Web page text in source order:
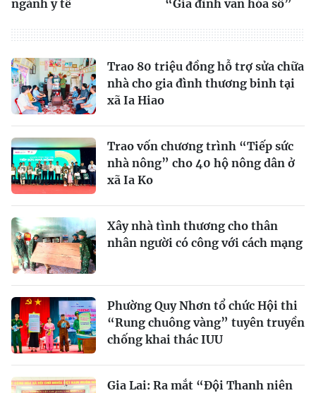
ngành y tế “Gia đình văn hóa số”
Trao 80 triệu đồng hỗ trợ sửa chữa
nhà cho gia đình thương binh tại
xã Ia Hiao
Trao vốn chương trình “Tiếp sức
nhà nông” cho 40 hộ nông dân ở
xã Ia Ko
Xây nhà tình thương cho thân
nhân người có công với cách mạng
Phường Quy Nhơn tổ chức Hội thi
“Rung chuông vàng” tuyên truyền
chống khai thác IUU
Gia Lai: Ra mắt “Đội Thanh niên